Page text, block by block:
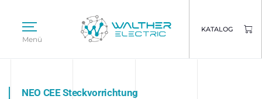
Menü
KATALOG
NEO CEE Steckvorrichtung